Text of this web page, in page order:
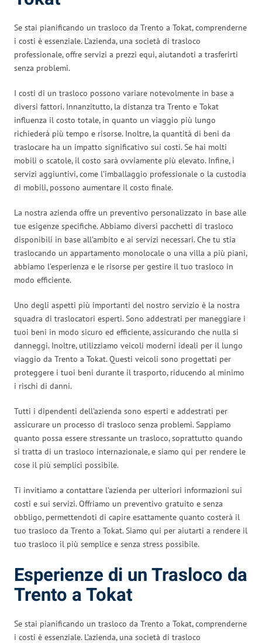
Se stai pianificando un trasloco da Trento a Tokat, comprenderne
i costi è essenziale. L’azienda, una società di trasloco
professionale, offre servizi a prezzi equi, aiutandoti a trasferirti
senza problemi.
I costi di un trasloco possono variare notevolmente in base a
diversi fattori. Innanzitutto, la distanza tra Trento e Tokat
influenza il costo totale, in quanto un viaggio più lungo
richiederà più tempo e risorse. Inoltre, la quantità di beni da
traslocare ha un impatto significativo sui costi. Se hai molti
mobili o scatole, il costo sarà ovviamente più elevato. Infine, i
servizi aggiuntivi, come l’imballaggio professionale o la custodia
di mobili, possono aumentare il costo finale.
La nostra azienda offre un preventivo personalizzato in base alle
tue esigenze specifiche. Abbiamo diversi pacchetti di trasloco
disponibili in base all’ambito e ai servizi necessari. Che tu stia
traslocando un appartamento monolocale o una villa a più piani,
abbiamo l’esperienza e le risorse per gestire il tuo trasloco in
modo efficiente.
Uno degli aspetti più importanti del nostro servizio è la nostra
squadra di traslocatori esperti. Sono addestrati per maneggiare i
tuoi beni in modo sicuro ed efficiente, assicurando che nulla si
danneggi. Inoltre, utilizziamo veicoli moderni ideali per il lungo
viaggio da Trento a Tokat. Questi veicoli sono progettati per
proteggere i tuoi beni durante il trasporto, riducendo al minimo
i rischi di danni.
Tutti i dipendenti dell’azienda sono esperti e addestrati per
assicurare un processo di trasloco senza problemi. Sappiamo
quanto possa essere stressante un trasloco, soprattutto quando
si tratta di un trasloco internazionale, e siamo qui per rendere le
cose il più semplici possibile.
Ti invitiamo a contattare l’azienda per ulteriori informazioni sui
costi e sui servizi. Offriamo un preventivo gratuito e senza
obbligo, permettendoti di capire esattamente quanto costerà il
tuo trasloco da Trento a Tokat. Siamo qui per aiutarti a rendere il
tuo trasloco il più semplice e senza stress possibile.
Esperienze di un Trasloco da
Trento a Tokat
Se stai pianificando un trasloco da Trento a Tokat, comprenderne
i costi è essenziale. L’azienda, una società di trasloco